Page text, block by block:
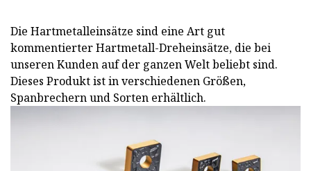
Die Hartmetalleinsätze sind eine Art gut
kommentierter Hartmetall-Dreheinsätze, die bei
unseren Kunden auf der ganzen Welt beliebt sind.
Dieses Produkt ist in verschiedenen Größen,
Spanbrechern und Sorten erhältlich.